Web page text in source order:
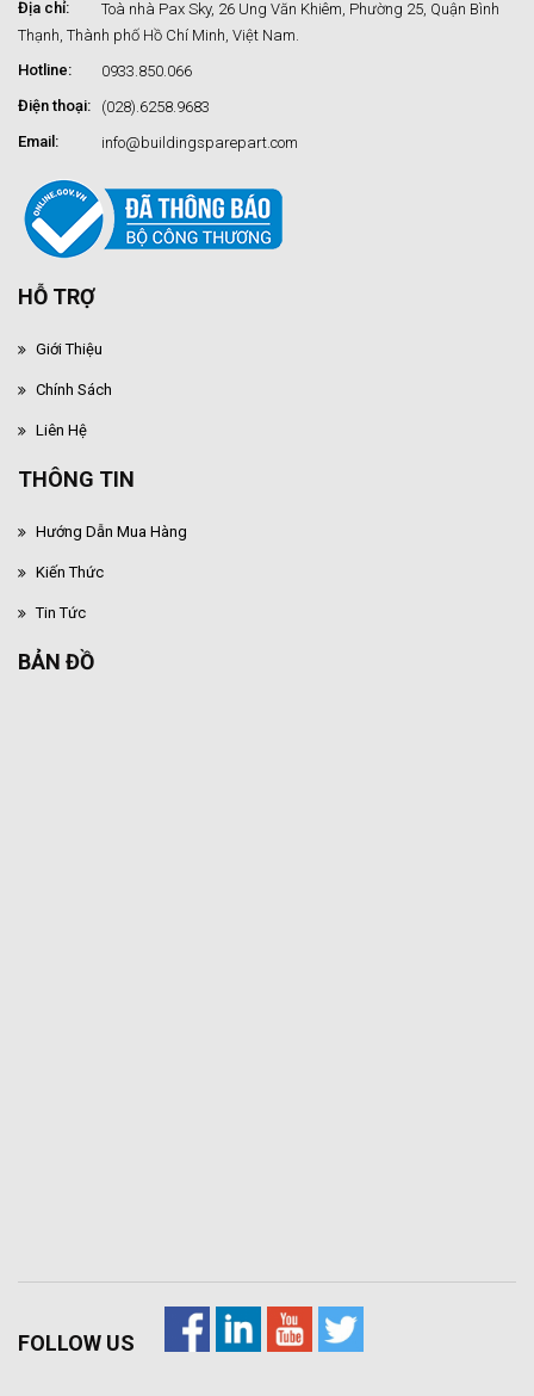
Địa chỉ:
Toà nhà Pax Sky, 26 Ung Văn Khiêm, Phường 25, Quận Bình
Thạnh, Thành phố Hồ Chí Minh, Việt Nam.
Hotline:
0933.850.066
Điện thoại:
(028).6258.9683
Email:
info@buildingsparepart.com
HỖ TRỢ
Giới Thiệu
Chính Sách
Liên Hệ
THÔNG TIN
Hướng Dẫn Mua Hàng
Kiến Thức
Tin Tức
BẢN ĐỒ
FOLLOW US